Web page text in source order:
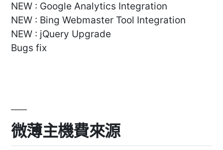
NEW : Google Analytics Integration
NEW : Bing Webmaster Tool Integration
NEW : jQuery Upgrade
Bugs fix
微薄主機費來源